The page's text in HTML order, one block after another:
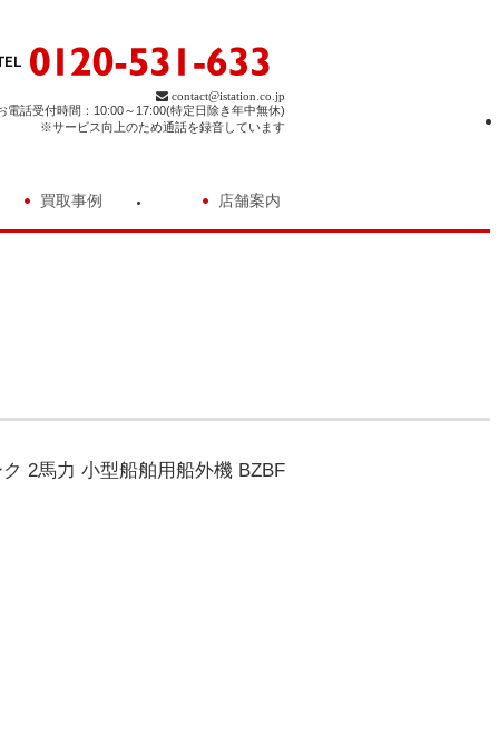
contact@istation.co.jp
電話受付時間：10:00～17:00(特定日除き年中無休)
※サービス向上のため通話を録音しています
買取事例 店舗案内
2馬力 小型船舶用船外機 BZBF